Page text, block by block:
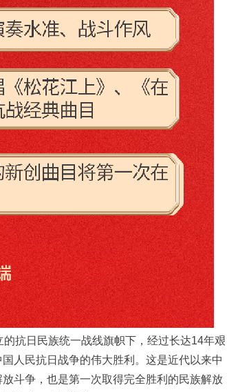
抗日民族统一战线旗帜下，经过长达14年艰
人民抗日战争的伟大胜利。这是近代以来中
斗争，也是第一次取得完全胜利的民族解放